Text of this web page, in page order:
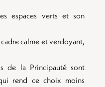
espaces verts et son
calme et verdoyant,
de la Principauté sont
rend ce choix moins